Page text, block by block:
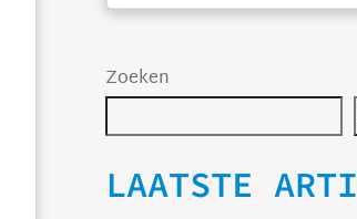
Zoeken
LAATSTE